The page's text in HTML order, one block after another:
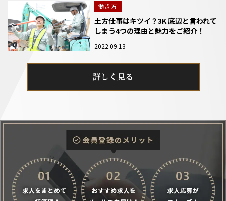
働き方
土方仕事はキツイ？3K 底辺と言われて
しまう4つの理由と魅力をご紹介！
2022.09.13
詳しく見る